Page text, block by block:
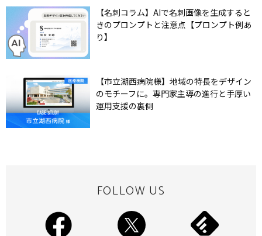
【名刺コラム】AIで名刺画像を生成すると
きのプロンプトと注意点【プロンプト例あ
り】
【市立湖西病院様】地域の特長をデザイン
のモチーフに。専門家主導の進行と手厚い
運用支援の裏側
FOLLOW US